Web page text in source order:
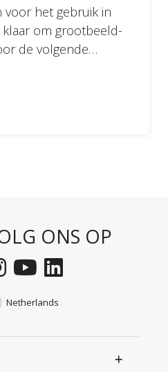
voor het gebruik in
om grootbeeld-
de volgende
ONS OP
Netherlands